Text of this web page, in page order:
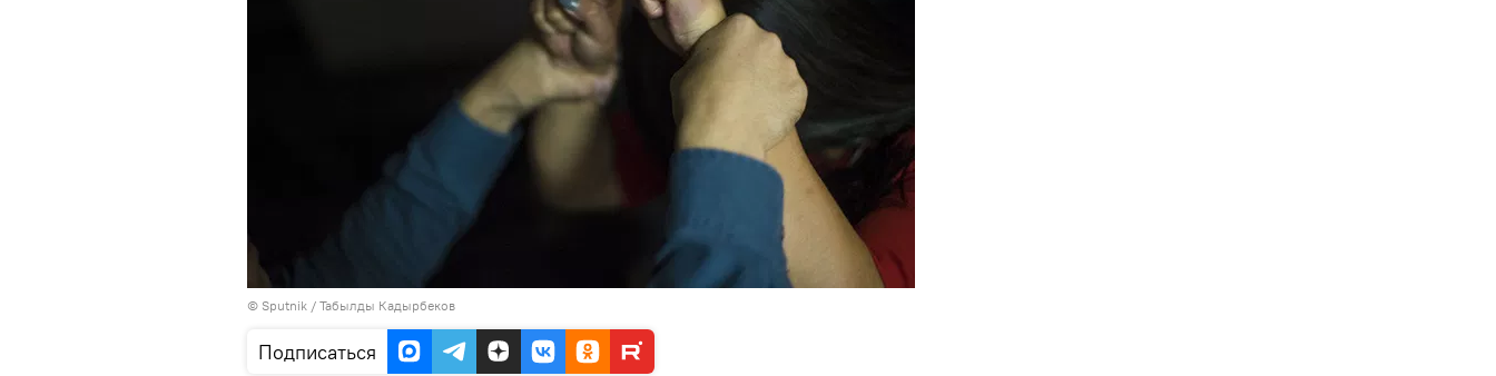
© Sputnik / Табылды Кадырбеков
Подписаться